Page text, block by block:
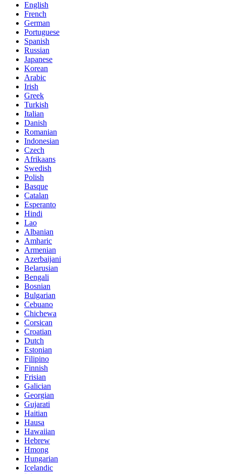
English
French
German
Portuguese
Spanish
Russian
Japanese
Korean
Arabic
Irish
Greek
Turkish
Italian
Danish
Romanian
Indonesian
Czech
Afrikaans
Swedish
Polish
Basque
Catalan
Esperanto
Hindi
Lao
Albanian
Amharic
Armenian
Azerbaijani
Belarusian
Bengali
Bosnian
Bulgarian
Cebuano
Chichewa
Corsican
Croatian
Dutch
Estonian
Filipino
Finnish
Frisian
Galician
Georgian
Gujarati
Haitian
Hausa
Hawaiian
Hebrew
Hmong
Hungarian
Icelandic